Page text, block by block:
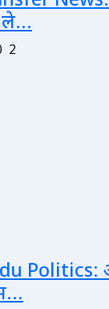
ले...
2
Politics: